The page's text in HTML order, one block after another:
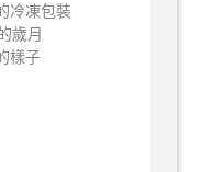
冷凍包裝
歲月
樣子